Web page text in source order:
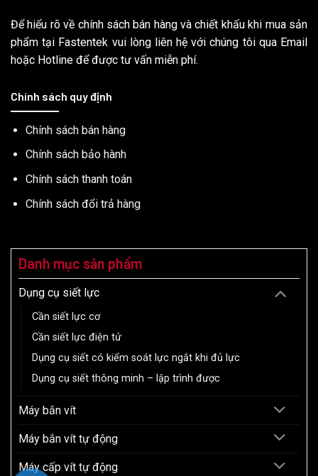
Để hiểu rõ về chính sách bán hàng và chiết khấu khi mua sản
phẩm tại Fastentek vui lòng liên hệ với chúng tôi qua Email
hoặc Hotline để được tư vấn miễn phí.
Chính sách quy định
Chính sách bán hàng
Chính sách bảo hành
Chính sách thanh toán
Chính sách đổi trả hàng
Danh mục sản phẩm
Dụng cụ siết lực
Cần siết lực cơ
Cần siết lực điện tử
Dụng cụ siết có kiểm soát lực ngắt khi đủ lực
Dụng cụ siết thông minh – lập trình được
Máy bắn vít
Máy bắn vít tự động
Máy cấp vít tự động